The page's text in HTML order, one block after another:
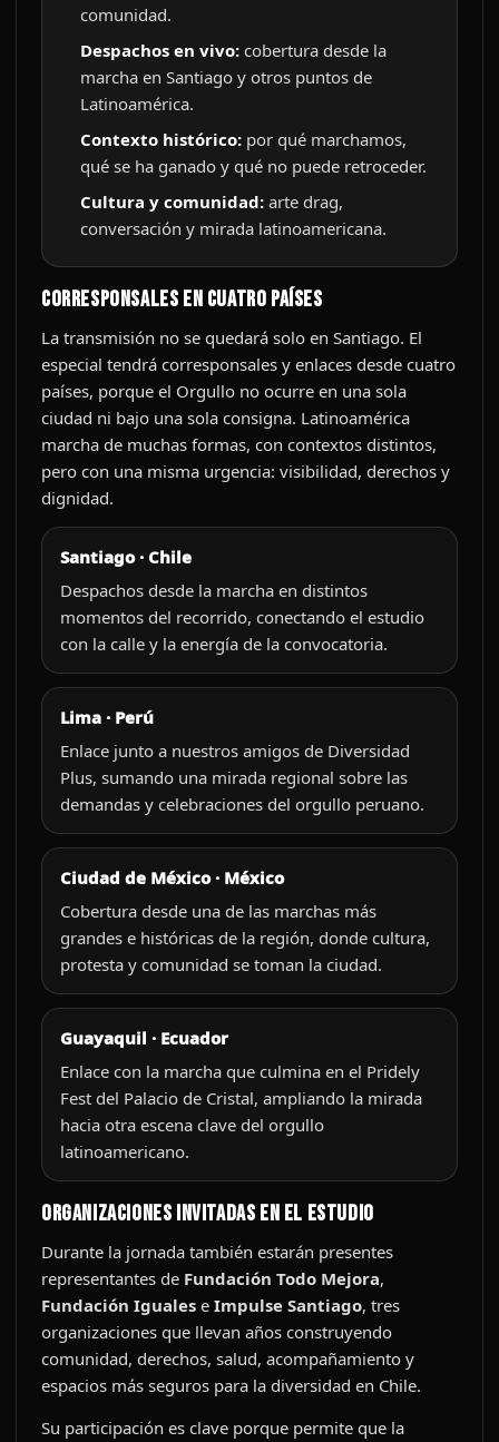
comunidad.
Despachos en vivo: cobertura desde la
marcha en Santiago y otros puntos de
Latinoamérica.
Contexto histórico: por qué marchamos,
qué se ha ganado y qué no puede retroceder.
Cultura y comunidad: arte drag,
conversación y mirada latinoamericana.
Corresponsales en cuatro países
La transmisión no se quedará solo en Santiago. El
especial tendrá corresponsales y enlaces desde cuatro
países, porque el Orgullo no ocurre en una sola
ciudad ni bajo una sola consigna. Latinoamérica
marcha de muchas formas, con contextos distintos,
pero con una misma urgencia: visibilidad, derechos y
dignidad.
Santiago · Chile
Despachos desde la marcha en distintos
momentos del recorrido, conectando el estudio
con la calle y la energía de la convocatoria.
Lima · Perú
Enlace junto a nuestros amigos de Diversidad
Plus, sumando una mirada regional sobre las
demandas y celebraciones del orgullo peruano.
Ciudad de México · México
Cobertura desde una de las marchas más
grandes e históricas de la región, donde cultura,
protesta y comunidad se toman la ciudad.
Guayaquil · Ecuador
Enlace con la marcha que culmina en el Pridely
Fest del Palacio de Cristal, ampliando la mirada
hacia otra escena clave del orgullo
latinoamericano.
Organizaciones invitadas en el estudio
Durante la jornada también estarán presentes
representantes de Fundación Todo Mejora,
Fundación Iguales e Impulse Santiago, tres
organizaciones que llevan años construyendo
comunidad, derechos, salud, acompañamiento y
espacios más seguros para la diversidad en Chile.
Su participación es clave porque permite que la